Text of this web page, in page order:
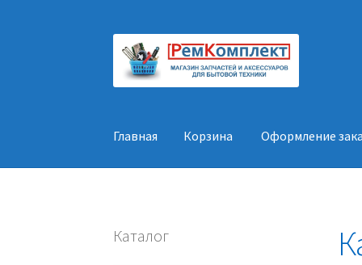
Перейти
навигации
Перейти
содержимому
Главная Корзина Оформление
Каталог